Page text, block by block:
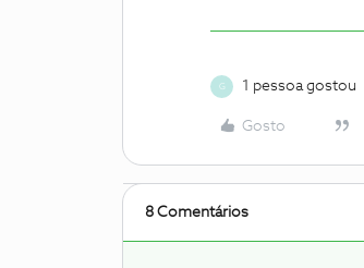
G 1 pessoa gostou
Gosto
8 Comentários